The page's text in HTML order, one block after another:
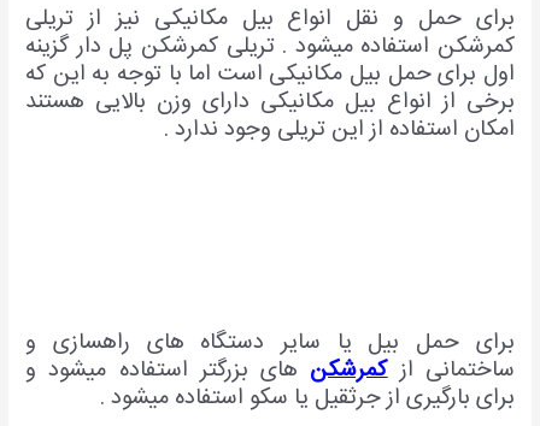
برای حمل و نقل انواع بیل مکانیکی نیز از تریلی
کمرشکن استفاده میشود . تریلی کمرشکن پل دار گزینه
اول برای حمل بیل مکانیکی است اما با توجه به این که
برخی از انواع بیل مکانیکی دارای وزن بالایی هستند
امکان استفاده از این تریلی وجود ندارد .
برای حمل بیل یا سایر دستگاه های راهسازی و
ساختمانی ازکمرشکن های بزرگتر استفاده میشود و
برای بارگیری از جرثقیل یا سکو استفاده میشود .